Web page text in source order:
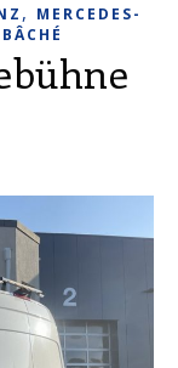
, MERCEDES-